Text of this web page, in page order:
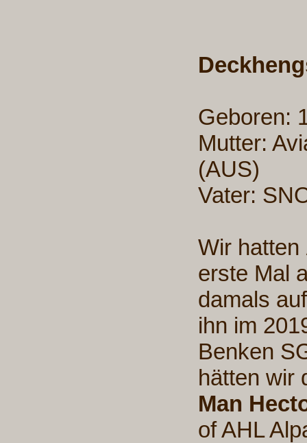
Mutter:
Vater:
Wir hatten
erste Mal
damals
ihn im
Benken
hätten wir
Man
of AHL